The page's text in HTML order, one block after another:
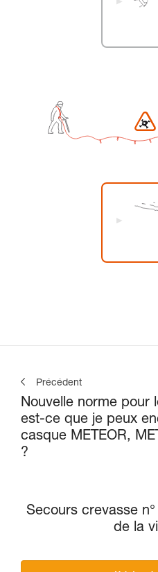
Précédent
Nouvelle norme pour
est-ce que je peux
casque METEOR,
?
Secours crevasse
de la